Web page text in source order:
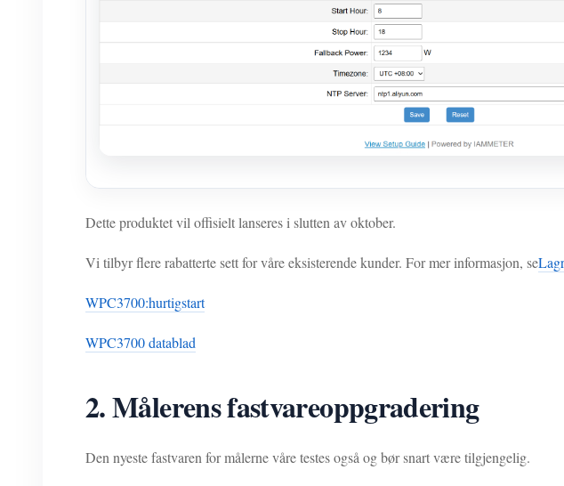
Dette produktet vil offisielt lanseres i slutten av oktober.
Vi tilbyr flere rabatterte sett for våre eksisterende kunder. For mer informasjon, se
WPC3700:hurtigstart
WPC3700 datablad
2. Målerens fastvareoppgradering
Den nyeste fastvaren for målerne våre testes også og bør snart være tilgjengelig.